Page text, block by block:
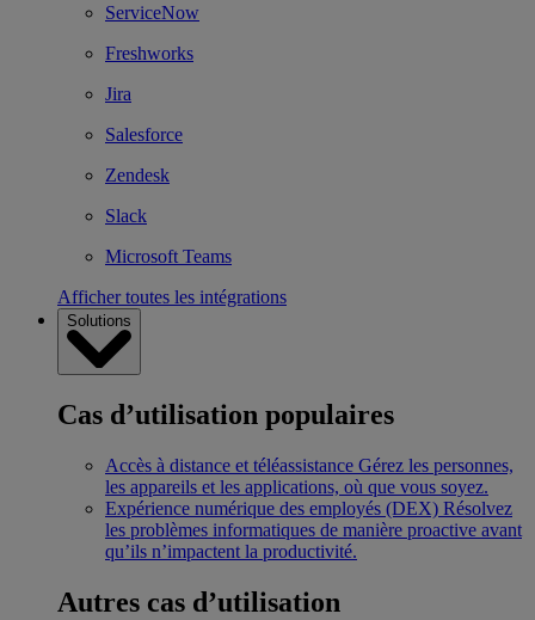
ServiceNow
Freshworks
Jira
Salesforce
Zendesk
Slack
Microsoft Teams
Afficher toutes les intégrations
Solutions
Cas d’utilisation populaires
Accès à distance et téléassistance Gérez les personnes,
les appareils et les applications, où que vous soyez.
Expérience numérique des employés (DEX) Résolvez
les problèmes informatiques de manière proactive avant
qu’ils n’impactent la productivité.
Autres cas d’utilisation